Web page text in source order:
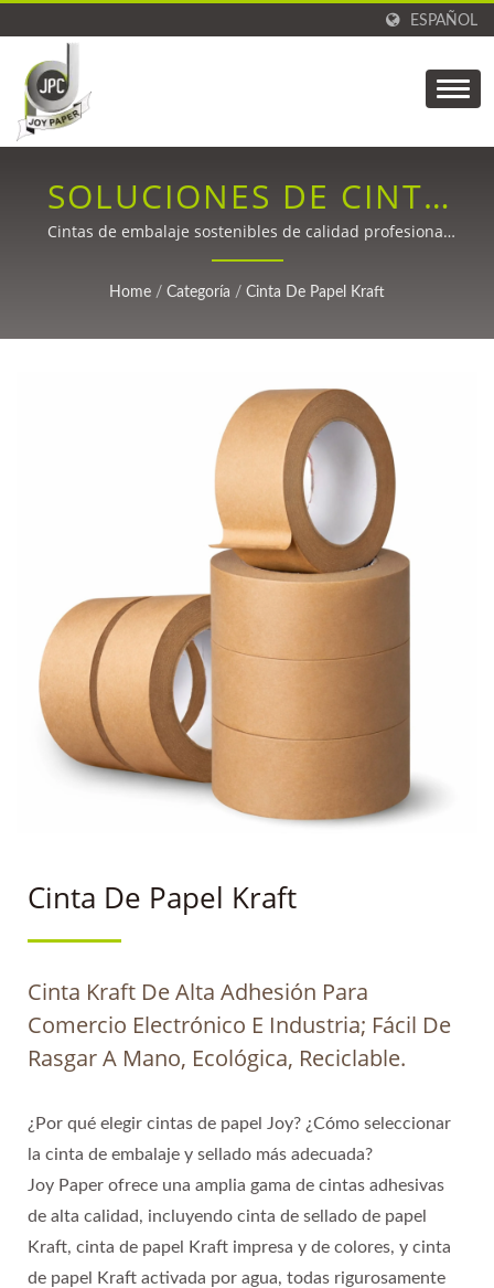
ESPAÑOL
SOLUCIONES DE CINTA
DE EMBALAJE DE PAPEL
KRAFT ECOLÓGICO.
Cintas de embalaje sostenibles de calidad profesional
con una adhesión superior y opciones de
personalización para aplicaciones industriales y de
Home / Categoría / Cinta De Papel Kraft
Cinta De Papel Kraft
Cinta Kraft De Alta Adhesión Para
Comercio Electrónico E Industria; Fácil De
Rasgar A Mano, Ecológica, Reciclable.
¿Por qué elegir cintas de papel Joy? ¿Cómo seleccionar
la cinta de embalaje y sellado más adecuada?
Joy Paper ofrece una amplia gama de cintas adhesivas
de alta calidad, incluyendo cinta de sellado de papel
Kraft, cinta de papel Kraft impresa y de colores, y cinta
de papel Kraft activada por agua, todas rigurosamente